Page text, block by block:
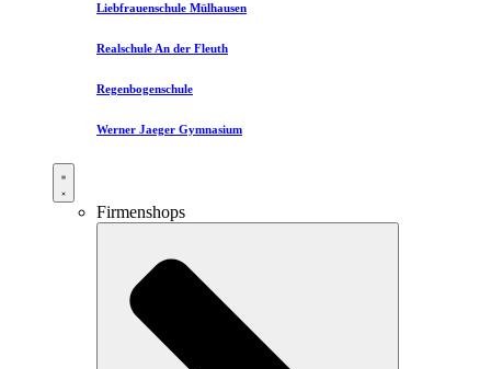
Liebfrauenschule Mülhausen​
Realschule An der Fleuth
Regenbogenschule
Werner Jaeger Gymnasium
Firmenshops